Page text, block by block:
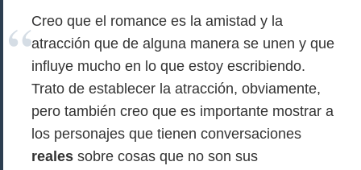
Creo que el romance es la amistad y la
atracción que de alguna manera se unen y que
influye mucho en lo que estoy escribiendo.
Trato de establecer la atracción, obviamente,
pero también creo que es importante mostrar a
los personajes que tienen conversaciones
reales sobre cosas que no son sus